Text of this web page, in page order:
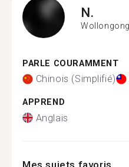
N.
Wollongong
PARLE COURAMMENT
Chinois (Simplifié)
APPREND
Anglais
Mes sujets favoris